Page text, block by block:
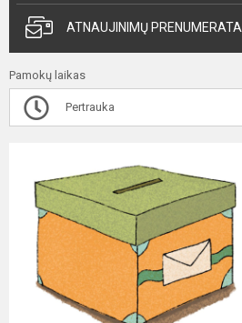
ATNAUJINIMŲ PRENUMERATA
Pamokų laikas
Pertrauka